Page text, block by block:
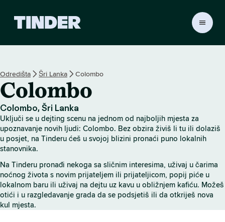
r
n
a
l
o
v
c
a
Odredišta Šri Lanka Colombo
Colombo
Colombo, Šri Lanka
Uključi se u dejting scenu na jednom od najboljih mjesta za
upoznavanje novih ljudi: Colombo. Bez obzira živiš li tu ili dolaziš
u posjet, na Tinderu ćeš u svojoj blizini pronaći puno lokalnih
stanovnika.
Na Tinderu pronađi nekoga sa sličnim interesima, uživaj u čarima
noćnog života s novim prijateljem ili prijateljicom, popij piće u
lokalnom baru ili uživaj na dejtu uz kavu u obližnjem kafiću. Možeš
otići i u razgledavanje grada da se podsjetiš ili da otkriješ nova
kul mjesta.